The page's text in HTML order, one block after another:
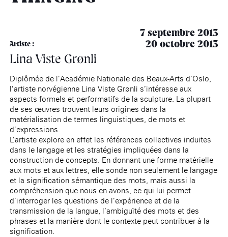
7 septembre 2013
20 octobre 2013
Artiste :
Lina Viste Grønli
Diplômée de l’Académie Nationale des Beaux-Arts d’Oslo,
l’artiste norvégienne Lina Viste Grønli s’intéresse aux
aspects formels et performatifs de la sculpture. La plupart
de ses œuvres trouvent leurs origines dans la
matérialisation de termes linguistiques, de mots et
d’expressions.
L’artiste explore en effet les références collectives induites
dans le langage et les stratégies impliquées dans la
construction de concepts. En donnant une forme matérielle
aux mots et aux lettres, elle sonde non seulement le langage
et la signification sémantique des mots, mais aussi la
compréhension que nous en avons, ce qui lui permet
d’interroger les questions de l’expérience et de la
transmission de la langue, l’ambiguïté des mots et des
phrases et la manière dont le contexte peut contribuer à la
signification.
âge, à la Maison nationale
Rotonde Balzac de l’Hôtel